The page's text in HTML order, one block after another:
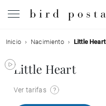
Boda
Nacimiento
Inicio Nacimiento Little Heart
Little Heart
Ver tarifas